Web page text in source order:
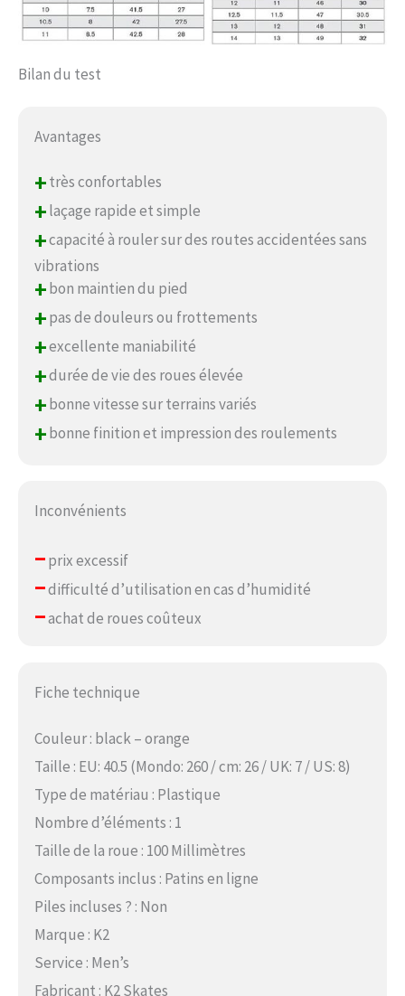
Bilan du test
Avantages
+très confortables
+laçage rapide et simple
+capacité à rouler sur des routes accidentées sans
vibrations
+bon maintien du pied
+pas de douleurs ou frottements
+excellente maniabilité
+durée de vie des roues élevée
+bonne vitesse sur terrains variés
+bonne finition et impression des roulements
Inconvénients
–prix excessif
–difficulté d’utilisation en cas d’humidité
–achat de roues coûteux
Fiche technique
Couleur : black – orange
Taille : EU: 40.5 (Mondo: 260 / cm: 26 / UK: 7 / US: 8)
Type de matériau : Plastique
Nombre d’éléments : 1
Taille de la roue : 100 Millimètres
Composants inclus : Patins en ligne
Piles incluses ? : Non
Marque : K2
Service : Men’s
Fabricant : K2 Skates